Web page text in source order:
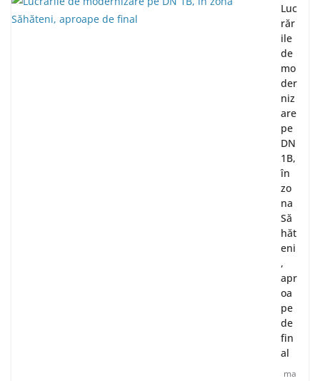
Luc
răr
ile
de
mo
der
niz
are
pe
DN
1B,
în
zo
na
Să
hăt
eni
,
apr
oa
pe
de
fin
al
ma